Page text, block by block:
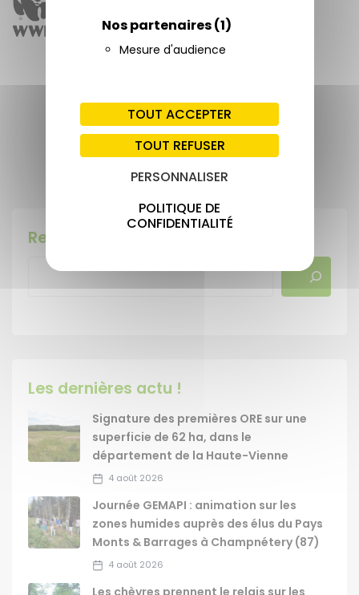
Nos partenaires(1)
Mesure d'audience
TOUT ACCEPTER
TOUT REFUSER
PERSONNALISER
POLITIQUE DE
CONFIDENTIALITÉ
Publiée le 6 juillet 2023
Rechercher
Les dernières actu !
Signature des premières ORE sur une
superficie de 62 ha, dans le
département de la Haute-Vienne
4 août 2026
Journée GEMAPI : animation sur les
zones humides auprès des élus du Pays
Monts & Barrages à Champnétery (87)
4 août 2026
Les chèvres prennent le relais sur les